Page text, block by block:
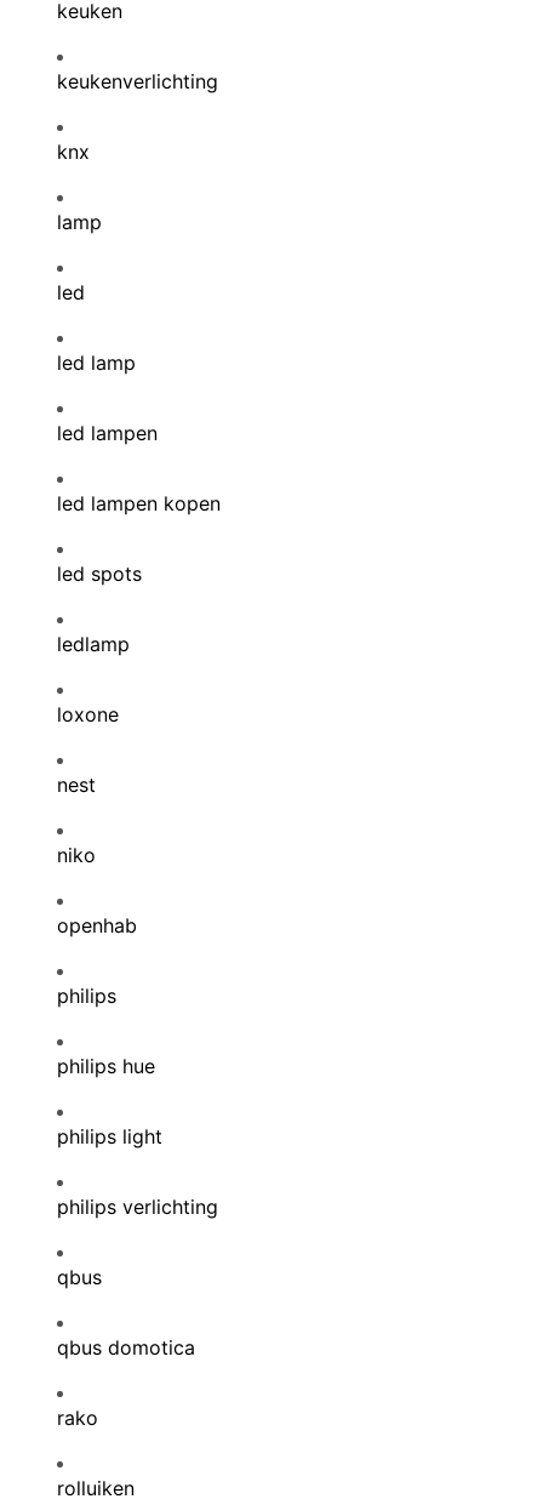
keuken
keukenverlichting
knx
lamp
led
led lamp
led lampen
led lampen kopen
led spots
ledlamp
loxone
nest
niko
openhab
philips
philips hue
philips light
philips verlichting
qbus
qbus domotica
rako
rolluiken